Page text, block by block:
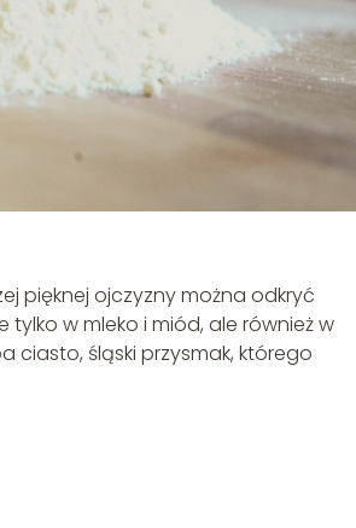
pięknej ojczyzny można odkryć
w mleko i miód, ale również w
ciasto, śląski przysmak, którego